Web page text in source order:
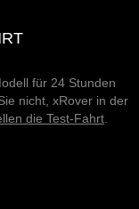
für 24 Stunden
nicht, xRover in der
die Test-Fahrt